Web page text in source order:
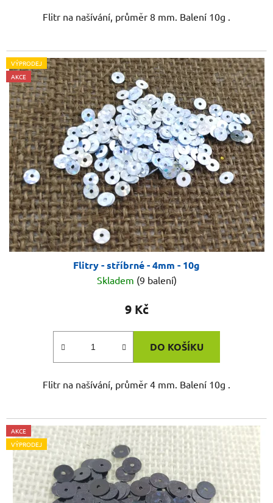
Flitr na našívání, průměr 8 mm. Balení 10g .
VÝPRODEJ
AKCE
Flitry - stříbrné - 4mm - 10g
Skladem (9 balení)
9 Kč
DO KOŠÍKU
Flitr na našívání, průměr 4 mm. Balení 10g .
AKCE
VÝPRODEJ